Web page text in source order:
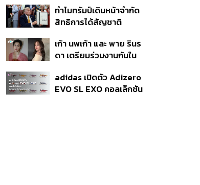
มาแสดงในมิวสิกวิดีโอ
ทำไมทรัมป์เดินหน้าจำกัด
สิทธิการได้สัญชาติ
แม้ศาลสูงสุดเคยตัดสิน
คัดค้าน
เก้า นพเก้า และ พาย รินร
ดา เตรียมร่วมงานกันใน
Taste In Time’
adidas เปิดตัว Adizero
EVO SL EXO คอลเล็กชัน